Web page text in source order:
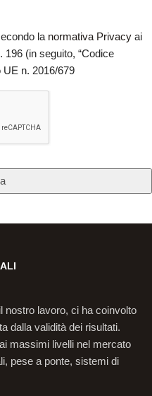
la normativa Privacy ai
196 (in seguito, “Codice
UE n. 2016/679
nostro lavoro, ci ha coinvolto
dalla validità dei risultati.
massimi livelli nel mercato
pese a ponte, sistemi di